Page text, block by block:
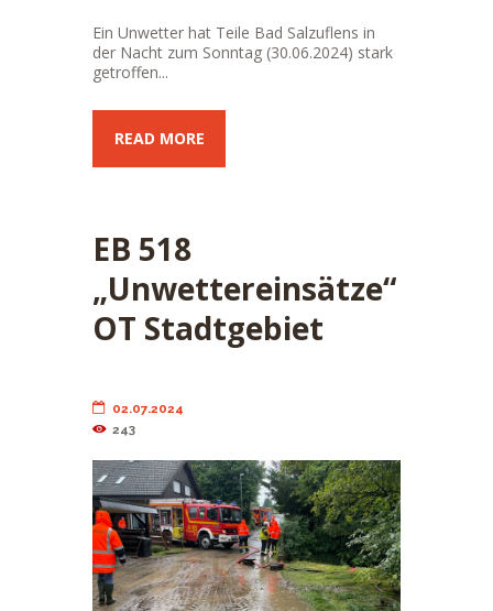
Ein Unwetter hat Teile Bad Salzuflens in
der Nacht zum Sonntag (30.06.2024) stark
getroffen...
READ MORE
EB 518
„Unwettereinsätze“
OT Stadtgebiet
02.07.2024
243